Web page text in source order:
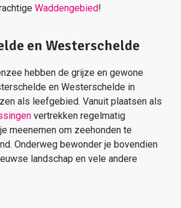
Waddengebied!
en Westerschelde
hebben de grijze en gewone
en Westerschelde in
als leefgebied. Vanuit plaatsen als
vertrekken regelmatig
meenemen om zeehonden te
Onderweg bewonder je bovendien
landschap en vele andere